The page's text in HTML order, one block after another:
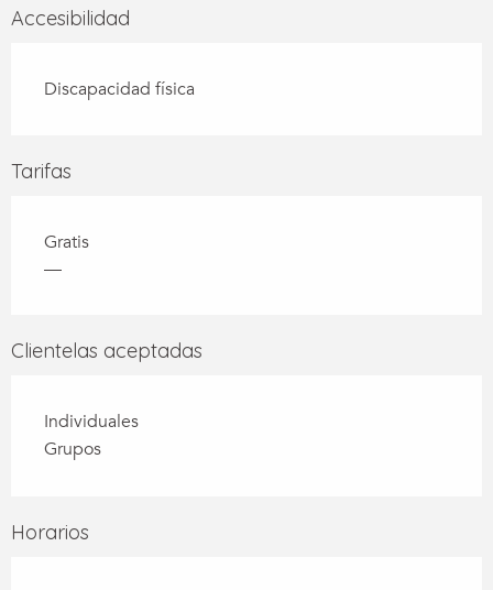
Accesibilidad
Discapacidad física
Tarifas
Gratis
—
Clientelas aceptadas
Individuales
Grupos
Horarios